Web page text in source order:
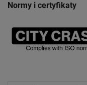
Normy i certyfikaty